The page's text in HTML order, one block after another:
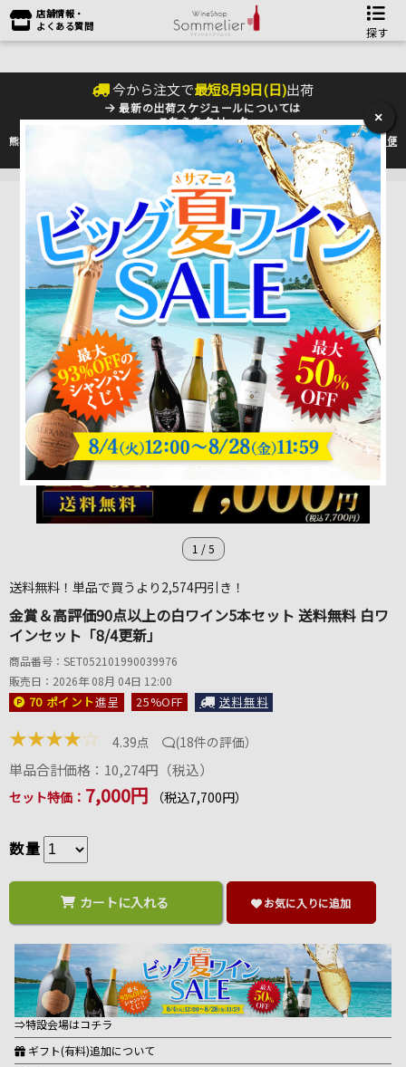
店舗情報・
よくある質問
探す
今から注文で最短8月9日(日)出荷
最新の出荷スケジュールについては
こちらをクリック
熊本地震の影響により九州への配送に遅れが生じております。最新情報は佐川急便
のHP
をご確認下さい。
1 /5
送料無料！単品で買うより2,574円引き！
金賞＆高評価90点以上の白ワイン5本セット 送料無料 白ワ
インセット「8/4更新」
商品番号：SET052101990039976
販売日：2026年 08月 04日 12:00
70 ポイント進呈 25%OFF 送料無料
★★★★☆ 4.39点 (18件の評価）
単品合計価格： 10,274円（税込）
セット特価： 7,000円 （税込7,700円）
数量
カートに入れる お気に入りに追加
⇒特設会場はコチラ
ギフト(有料)追加について
×